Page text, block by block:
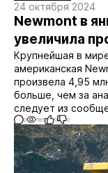
24 октября 2024
Newmont в
увеличила
Крупнейшая в
американская
произвела 4,95
больше, чем за
следует из
0 585 0 0